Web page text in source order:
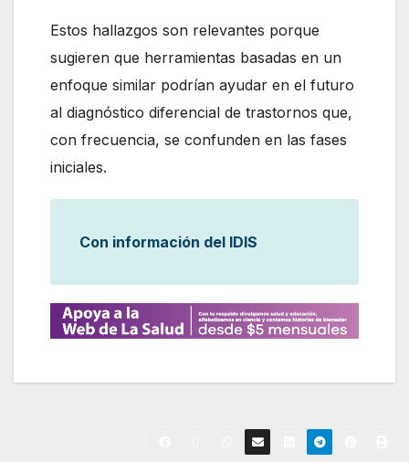
Estos hallazgos son relevantes porque
sugieren que herramientas basadas en un
enfoque similar podrían ayudar en el futuro
al diagnóstico diferencial de trastornos que,
con frecuencia, se confunden en las fases
iniciales.
Con información del IDIS